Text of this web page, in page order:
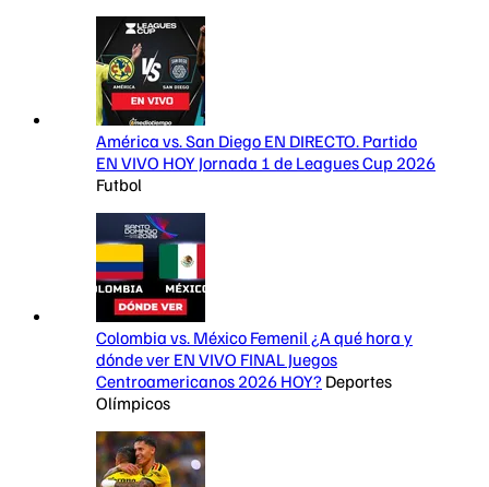
América vs. San Diego EN DIRECTO. Partido
EN VIVO HOY Jornada 1 de Leagues Cup 2026
Futbol
Colombia vs. México Femenil ¿A qué hora y
dónde ver EN VIVO FINAL Juegos
Centroamericanos 2026 HOY? Deportes
Olímpicos